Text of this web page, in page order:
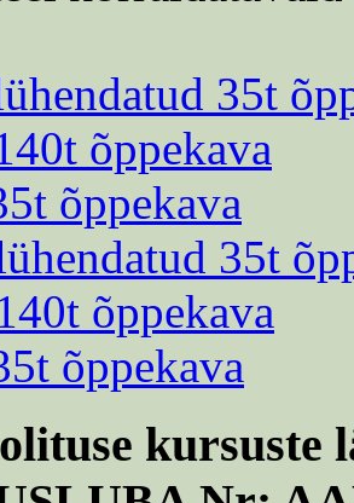
35t
õppekava
õppekava
35t
õppekava
õppekava
kursuste